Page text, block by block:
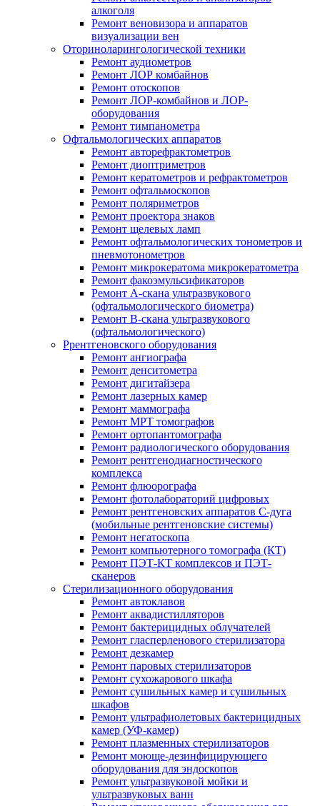
алкоголя
Ремонт веновизора и аппаратов
визуализации вен
Оториноларингологической техники
Ремонт аудиометров
Ремонт ЛОР комбайнов
Ремонт отоскопов
Ремонт ЛОР-комбайнов и ЛОР-
оборудования
Ремонт тимпанометра
Офтальмологических аппаратов
Ремонт авторефрактометров
Ремонт диоптриметров
Ремонт кератометров и рефрактометров
Ремонт офтальмоскопов
Ремонт поляриметров
Ремонт проектора знаков
Ремонт щелевых ламп
Ремонт офтальмологических тонометров и
пневмотонометров
Ремонт микрокератома микрокератометра
Ремонт факоэмульсификаторов
Ремонт A-скана ультразвукового
(офтальмологического биометра)
Ремонт B-скана ультразвукового
(офтальмологического)
Ррентгеновского оборудования
Ремонт ангиографа
Ремонт денситометра
Ремонт дигитайзера
Ремонт лазерных камер
Ремонт маммографа
Ремонт МРТ томографов
Ремонт ортопантомографа
Ремонт радиологического оборудования
Ремонт рентгенодиагностического
комплекса
Ремонт флюорографа
Ремонт фотолабораторий цифровых
Ремонт рентгеновских аппаратов С-дуга
(мобильные рентгеновские системы)
Ремонт негатоскопа
Ремонт компьютерного томографа (КТ)
Ремонт ПЭТ-КТ комплексов и ПЭТ-
сканеров
Стерилизационного оборудования
Ремонт автоклавов
Ремонт аквадистилляторов
Ремонт бактерицидных облучателей
Ремонт гласперленового стерилизатора
Ремонт дезкамер
Ремонт паровых стерилизаторов
Ремонт сухожарового шкафа
Ремонт сушильных камер и сушильных
шкафов
Ремонт ультрафиолетовых бактерицидных
камер (УФ-камер)
Ремонт плазменных стерилизаторов
Ремонт моюще-дезинфицирующего
оборудования для эндоскопов
Ремонт ультразвуковой мойки и
ультразвуковых ванн